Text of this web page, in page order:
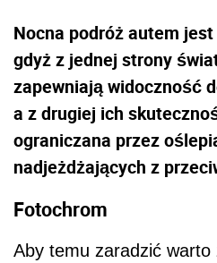
Nocna podróż autem
gdyż z jednej strony
zapewniają widoczność
a z drugiej ich
ograniczana przez
nadjeżdżających z
Fotochrom
Aby temu zaradzić